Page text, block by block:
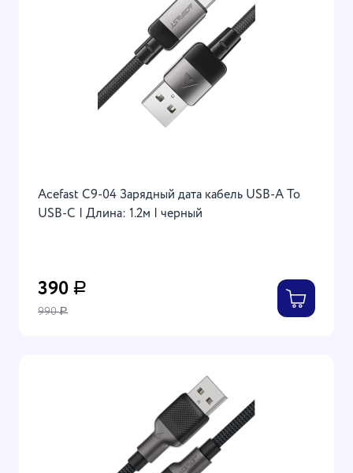
Acefast C9-04 Зарядный дата кабель USB-A To
USB-C | Длина: 1.2м | черный
390 Р
990Р